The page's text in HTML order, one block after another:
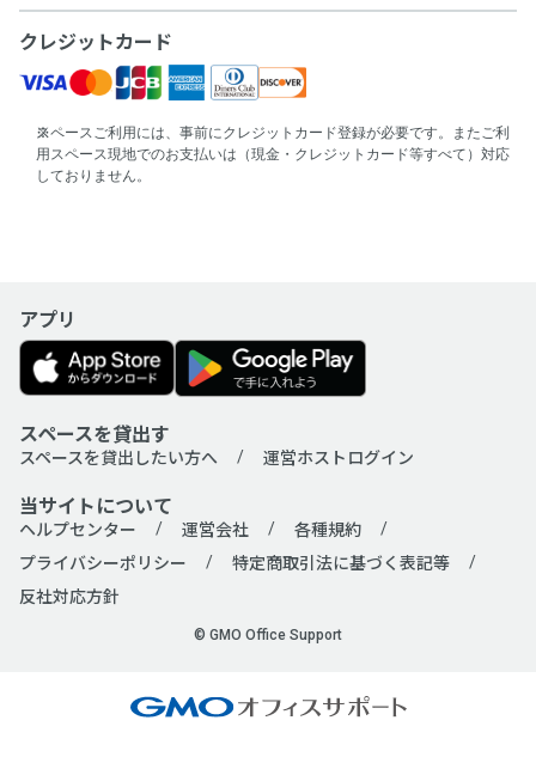
クレジットカード
スペースご利用には、事前にクレジットカード登録が必要です。またご利
用スペース現地でのお支払いは（現金・クレジットカード等すべて）対応
しておりません。
アプリ
スペースを貸出す
スペースを貸出したい方へ 運営ホストログイン
当サイトについて
ヘルプセンター 運営会社
各種規約
プライバシーポリシー
特定商取引法に基づく表記等
反社対応方針
© GMO Office Support